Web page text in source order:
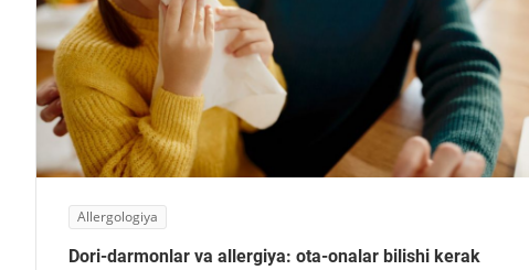
Allergologiya
Dori-darmonlar va allergiya: ota-onalar bilishi kerak